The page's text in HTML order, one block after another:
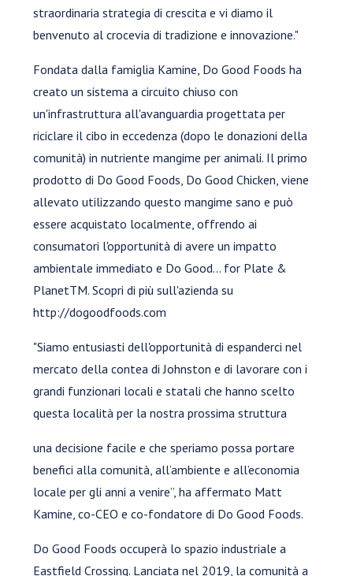
straordinaria strategia di crescita e vi diamo il
benvenuto al crocevia di tradizione e innovazione."
Fondata dalla famiglia Kamine, Do Good Foods ha
creato un sistema a circuito chiuso con
un'infrastruttura all'avanguardia progettata per
riciclare il cibo in eccedenza (dopo le donazioni della
comunità) in nutriente mangime per animali. Il primo
prodotto di Do Good Foods, Do Good Chicken, viene
allevato utilizzando questo mangime sano e può
essere acquistato localmente, offrendo ai
consumatori l'opportunità di avere un impatto
ambientale immediato e Do Good... for Plate &
PlanetTM. Scopri di più sull'azienda su
http://dogoodfoods.com
"Siamo entusiasti dell'opportunità di espanderci nel
mercato della contea di Johnston e di lavorare con i
grandi funzionari locali e statali che hanno scelto
questa località per la nostra prossima struttura
una decisione facile e che speriamo possa portare
benefici alla comunità, all’ambiente e all’economia
locale per gli anni a venire”, ha affermato Matt
Kamine, co-CEO e co-fondatore di Do Good Foods.
Do Good Foods occuperà lo spazio industriale a
Eastfield Crossing. Lanciata nel 2019, la comunità a